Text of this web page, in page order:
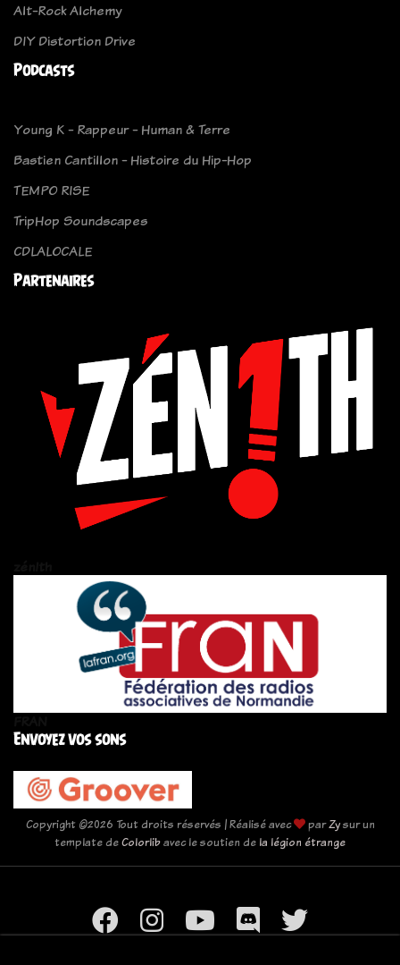
Alt-Rock Alchemy
DIY Distortion Drive
Podcasts
Young K - Rappeur - Human & Terre
Bastien Cantillon - Histoire du Hip-Hop
TEMPO RISE
TripHop Soundscapes
CDLALOCALE
Partenaires
Envoyez vos sons
Copyright ©2026 Tout droits réservés | Réalisé avec parZysur un
template deColorlibavec le soutien de la légion étrange